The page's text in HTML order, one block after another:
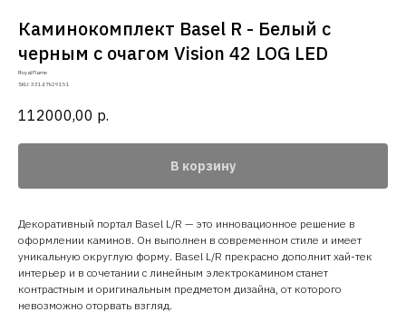
Каминокомплект Basel R - Белый с
черным с очагом Vision 42 LOG LED
Royal Flame
SKU: 33147k29151
112000,00 р.
В корзину
Декоративный портал Basel L/R — это инновационное решение в
оформлении каминов. Он выполнен в современном стиле и имеет
уникальную округлую форму. Basel L/R прекрасно дополнит хай-тек
интерьер и в сочетании с линейным электрокамином станет
контрастным и оригинальным предметом дизайна, от которого
невозможно оторвать взгляд.